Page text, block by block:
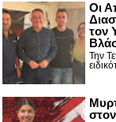
Οι
τον
Την